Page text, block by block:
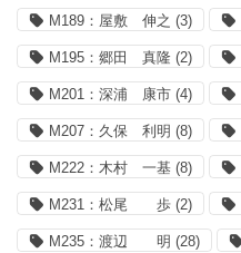
M189：屋敷 伸之 (3)
M195：郷田 真隆 (2)
M201：深浦 康市 (4)
M207：久保 利明 (8)
M222：木村 一基 (8)
M231：松尾 歩 (2)
M235：渡辺 明 (28)